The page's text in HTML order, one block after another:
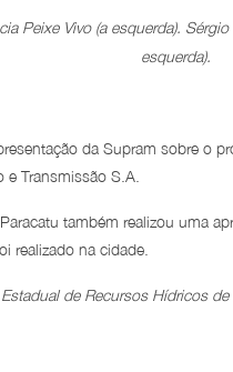
Peixe Vivo (a esquerda).
esquerda).
da Supram sobre o
Transmissão S.A.
também realizou uma
realizado na cidade.
de Recursos Hídricos